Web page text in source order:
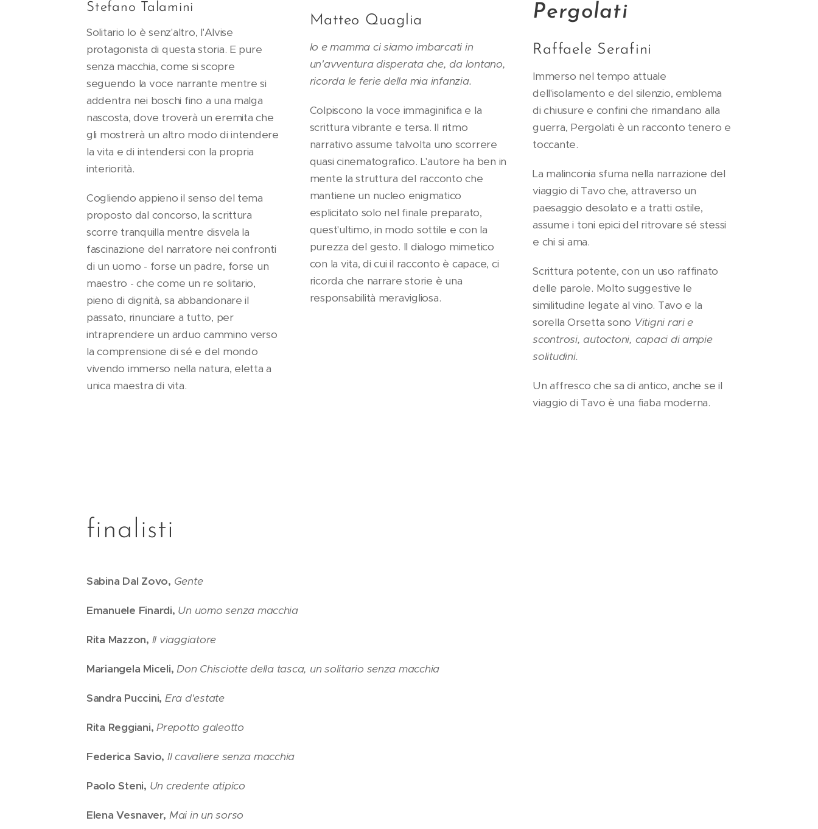
Stefano Talamini
Solitario lo è senz'altro, l'Alvise
protagonista di questa storia. E pure
senza macchia, come si scopre
seguendo la voce narrante mentre si
addentra nei boschi fino a una malga
nascosta, dove troverà un eremita che
gli mostrerà un altro modo di intendere
la vita e di intendersi con la propria
interiorità.
Cogliendo appieno il senso del tema
proposto dal concorso, la scrittura
scorre tranquilla mentre disvela la
fascinazione del narratore nei confronti
di un uomo - forse un padre, forse un
maestro - che come un re solitario,
pieno di dignità, sa abbandonare il
passato, rinunciare a tutto, per
intraprendere un arduo cammino verso
la comprensione di sé e del mondo
vivendo immerso nella natura, eletta a
unica maestra di vita.
Matteo Quaglia
Io e mamma ci siamo imbarcati in
un'avventura disperata che, da lontano,
ricorda le ferie della mia infanzia.
Colpiscono la voce immaginifica e la
scrittura vibrante e tersa. Il ritmo
narrativo assume talvolta uno scorrere
quasi cinematografico. L'autore ha ben in
mente la struttura del racconto che
mantiene un nucleo enigmatico
esplicitato solo nel finale preparato,
quest'ultimo, in modo sottile e con la
purezza del gesto. Il dialogo mimetico
con la vita, di cui il racconto è capace, ci
ricorda che narrare storie è una
responsabilità meravigliosa.
Pergolati
Raffaele Serafini
Immerso nel tempo attuale
dell'isolamento e del silenzio, emblema
di chiusure e confini che rimandano alla
guerra, Pergolati è un racconto tenero e
toccante.
La malinconia sfuma nella narrazione del
viaggio di Tavo che, attraverso un
paesaggio desolato e a tratti ostile,
assume i toni epici del ritrovare sé stessi
e chi si ama.
Scrittura potente, con un uso raffinato
delle parole. Molto suggestive le
similitudine legate al vino. Tavo e la
sorella Orsetta sono Vitigni rari e
scontrosi, autoctoni, capaci di ampie
solitudini.
Un affresco che sa di antico, anche se il
viaggio di Tavo è una fiaba moderna.
finalisti
Sabina Dal Zovo, Gente
Emanuele Finardi, Un uomo senza macchia
Rita Mazzon, Il viaggiatore
Mariangela Miceli,Don Chisciotte della tasca, un solitario senza macchia
Sandra Puccini, Era d'estate
Rita Reggiani,Prepotto galeotto
Federica Savio, Il cavaliere senza macchia
Paolo Steni, Un credente atipico
Elena Vesnaver, Mai in un sorso